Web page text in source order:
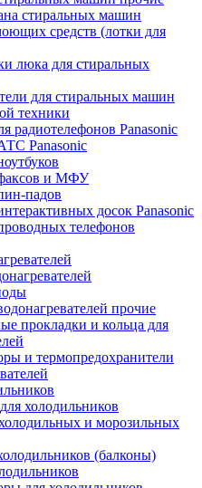
стиральных машин
средств (лотки для
люка для стиральных
для стиральных машин
техники
радиотелефонов Panasonic
Panasonic
факсов и МФУ
падов
досок Panasonic
телефонов
прочие
прокладки и кольца для
и термопредохранители
холодильников
и морозильных
(балконы)